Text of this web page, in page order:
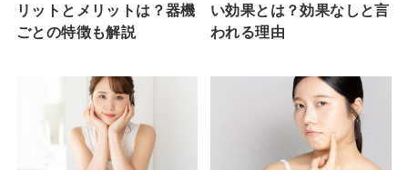
リットとメリットは？器機
ごとの特徴も解説
い効果とは？効果なしと言
われる理由